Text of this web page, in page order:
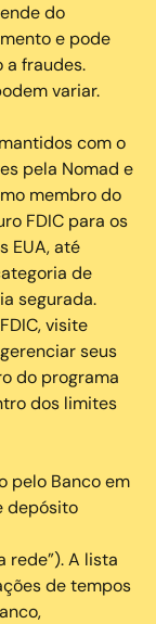
do
e pode
a fraudes.
variar.
com o
pela Nomad e
membro do
FDIC para os
EUA, até
de
segurada.
visite
seus
do programa
dos limites
pelo Banco em
depósito
rede”). A lista
de tempos